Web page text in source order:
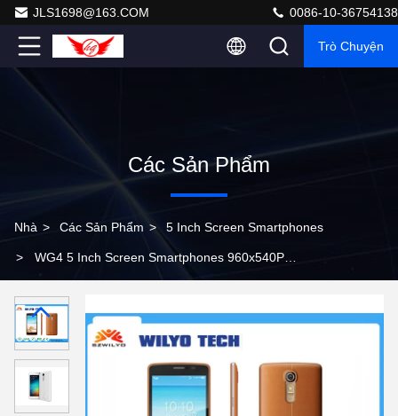
JLS1698@163.COM 0086-10-36754138
Trò Chuyện
Các Sản Phẩm
Nhà > Các Sản Phẩm > 5 Inch Screen Smartphones
> WG4 5 Inch Screen Smartphones 960x540P